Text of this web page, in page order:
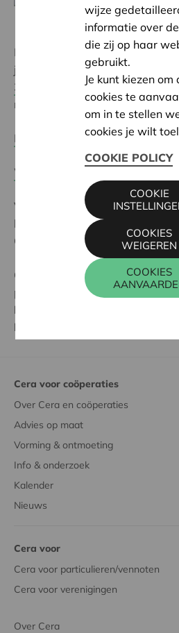
Het steunbedrag is afhankelijk
jouw onderneming.Kleine
30% steun, middelgrote
maximale steunplafond per jaar
Komt jouw onderneming in
Wat is de kmo-portefeuille
Vragen over de kmo-
het nummer 1700 van het
Ondernemen van de Vlaamse
Cera is geregistreerd
portefeuille voor Advies
DV.A220833
DV.O221752
Cera voor coöperaties
Over Cera en coöperaties
Advies op maat
Vorming & ontmoeting
Info & onderzoek
Kalender
Nieuws
Cera voor
Cera voor particulieren/vennoten
Cera voor verenigingen
Over Cera
wijze
informatie over
die zij op haar
gebruikt.
Je kunt kiezen om
cookies te
om in te stellen
cookies je wilt
COOKIE POLICY
COOKIES
COOKIES
WEIGEREN
COOKIE